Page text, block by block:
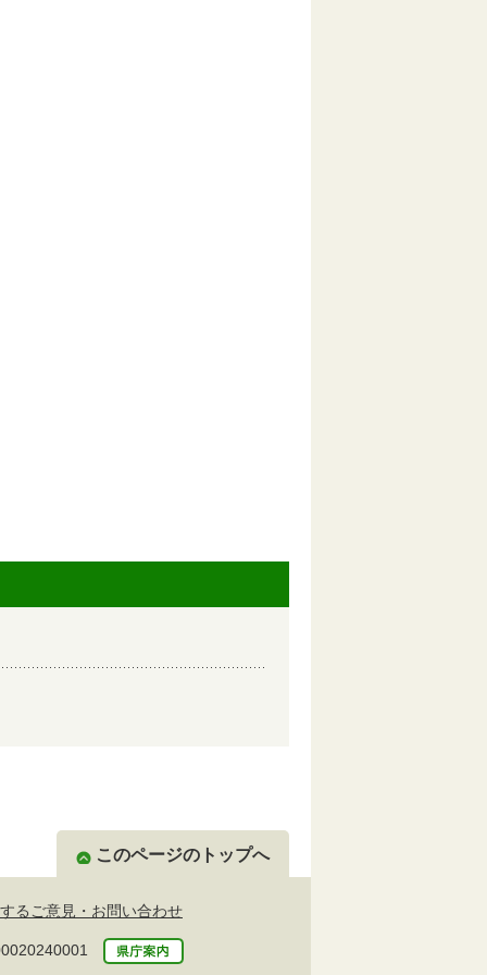
このページのトップへ
るご意見・お問い合わせ